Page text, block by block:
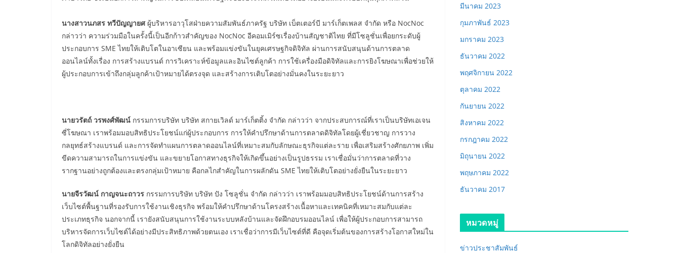
นางสาวนภสร ทวีปัญญายศผู้บริหารอาวุโสฝ่ายความสัมพันธ์ภาครัฐ บริษัท เบ็ตเตอร์บี มาร์เก็ตเพลส จำกัด หรือ NocNoc
กล่าวว่า ความร่วมมือในครั้งนี้เป็นอีกก้าวสำคัญของ NocNoc อีคอมเมิร์ซเรื่องบ้านสัญชาติไทย ที่มีโซลูชั่นเพื่อยกระดับผู้
ประกอบการ SME ไทยให้เติบโตในอาเซียน และพร้อมแข่งขันในยุคเศรษฐกิจดิจิทัล ผ่านการสนับสนุนด้านการตลาด
ออนไลน์ทั้งเรื่อง การสร้างแบรนด์ การวิเคราะห์ข้อมูลและอินไซต์ลูกค้า การใช้เครื่องมือดิจิทัลและการยิงโฆษณาเพื่อช่วยให้
ผู้ประกอบการเข้าถึงกลุ่มลูกค้าเป้าหมายได้ตรงจุด และสร้างการเติบโตอย่างมั่นคงในระยะยาว
นายวรัตถ์ วรพงศ์พัฒน์ กรรมการบริษัท บริษัท สกายเวิลด์ มาร์เก็ตติ้ง จำกัด กล่าวว่า จากประสบการณ์ที่เราเป็นบริษัทเอเจน
ซี่โฆษณา เราพร้อมมอบสิทธิประโยชน์แก่ผู้ประกอบการ การให้คำปรึกษาด้านการตลาดดิจิทัลโดยผู้เชี่ยวชาญ การวาง
กลยุทธ์สร้างแบรนด์ และการจัดทำแผนการตลาดออนไลน์ที่เหมาะสมกับลักษณะธุรกิจแต่ละราย เพื่อเสริมสร้างศักยภาพ เพิ่ม
ขีดความสามารถในการแข่งขัน และขยายโอกาสทางธุรกิจให้เกิดขึ้นอย่างเป็นรูปธรรม เราเชื่อมั่นว่าการตลาดที่วาง
รากฐานอย่างถูกต้องและตรงกลุ่มเป้าหมาย คือกลไกสำคัญในการผลักดัน SME ไทยให้เติบโตอย่างยั่งยืนในระยะยาว
นายจีรวัฒน์ กาญจนะถาวร กรรมการบริษัท บริษัท ปัง โซลูชั่น จำกัด กล่าวว่า เราพร้อมมอบสิทธิประโยชน์ด้านการสร้าง
เว็บไซต์พื้นฐานที่รองรับการใช้งานเชิงธุรกิจ พร้อมให้คำปรึกษาด้านโครงสร้างเนื้อหาและเทคนิคที่เหมาะสมกับแต่ละ
ประเภทธุรกิจ นอกจากนี้ เรายังสนับสนุนการใช้งานระบบหลังบ้านและจัดฝึกอบรมออนไลน์ เพื่อให้ผู้ประกอบการสามารถ
บริหารจัดการเว็บไซต์ได้อย่างมีประสิทธิภาพด้วยตนเอง เราเชื่อว่าการมีเว็บไซต์ที่ดี คือจุดเริ่มต้นของการสร้างโอกาสใหม่ใน
โลกดิจิทัลอย่างยั่งยืน
มีนาคม 2023
กุมภาพันธ์ 2023
มกราคม 2023
ธันวาคม 2022
พฤศจิกายน 2022
ตุลาคม 2022
กันยายน 2022
สิงหาคม 2022
กรกฎาคม 2022
มิถุนายน 2022
พฤษภาคม 2022
ธันวาคม 2017
หมวดหมู่
ข่าวประชาสัมพันธ์